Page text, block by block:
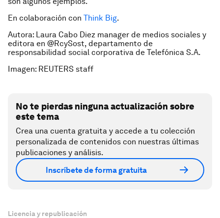
En colaboración con Think Big.
Autora: Laura Cabo Diez manager de medios sociales y
editora en @RcySost, departamento de
responsabilidad social corporativa de Telefónica S.A.
Imagen: REUTERS staff
No te pierdas ninguna actualización sobre
este tema
Crea una cuenta gratuita y accede a tu colección
personalizada de contenidos con nuestras últimas
publicaciones y análisis.
Inscríbete de forma gratuita
Licencia y republicación